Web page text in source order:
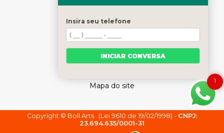
Solicite seu Orçamento
Home
Quem somos
Produtos
Contato
Mapa do site
Copyright © Boll Arts . (Lei 9610 de 19/02/1998) - CNPJ:
23.694.635/0001-31
1
Insira seu telefone
INICIAR CONVERSA